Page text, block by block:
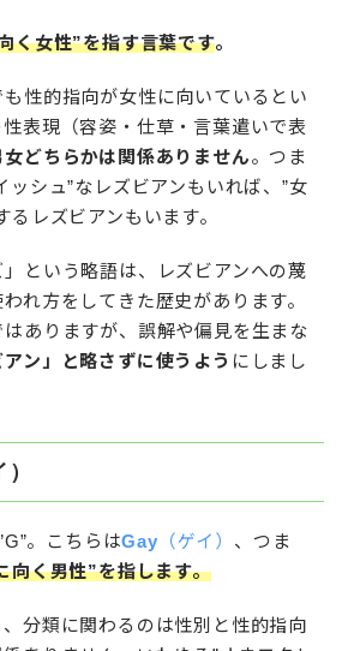
く女性”を指す言葉です。
性的指向が女性に向いているとい
表現（容姿・仕草・言葉遣いで表
女どちらかは関係ありません。つま
ッシュ”なレズビアンもいれば、”女
るレズビアンもいます。
という略語は、レズビアンへの蔑
れ方をしてきた歴史があります。
ありますが、誤解や偏見を生まな
アン」と略さずに使うよう にしまし
。こちらはGay （ゲイ） 、つま
向く男性”を指します。
分類に関わるのは性別と性的指向